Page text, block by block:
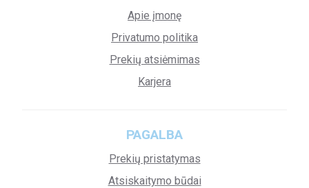
Apie įmonę
Privatumo politika
Prekių atsiėmimas
Karjera
PAGALBA
Prekių pristatymas
Atsiskaitymo būdai